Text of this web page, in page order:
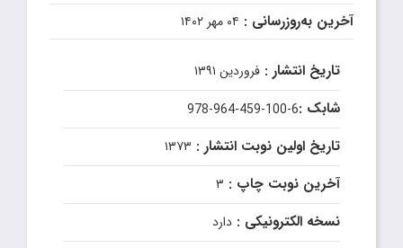
آخرین به‌روزرسانی : ۰۴ مهر ۱۴۰۲
تاریخ انتشار : فروردین ۱۳۹۱
شابک :978-964-459-100-6
تاریخ اولین نوبت انتشار : ۱۳۷۳
آخرین نوبت چاپ : ۳
نسخه الکترونیکی : دارد